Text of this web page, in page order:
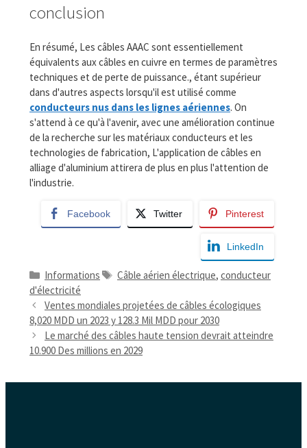
conclusion
En résumé, Les câbles AAAC sont essentiellement
équivalents aux câbles en cuivre en termes de paramètres
techniques et de perte de puissance., étant supérieur
dans d'autres aspects lorsqu'il est utilisé comme
conducteurs nus dans les lignes aériennes. On
s'attend à ce qu'à l'avenir, avec une amélioration continue
de la recherche sur les matériaux conducteurs et les
technologies de fabrication, L'application de câbles en
alliage d'aluminium attirera de plus en plus l'attention de
l'industrie.
Facebook Twitter Pinterest
LinkedIn
Catégories
Informations
Mots
Câble aérien électrique, conducteur
d'électricité
Ventes mondiales projetées de câbles écologiques
8,020 MDD un 2023 y 128.3 Mil MDD pour 2030
Le marché des câbles haute tension devrait atteindre
10.900 Des millions en 2029